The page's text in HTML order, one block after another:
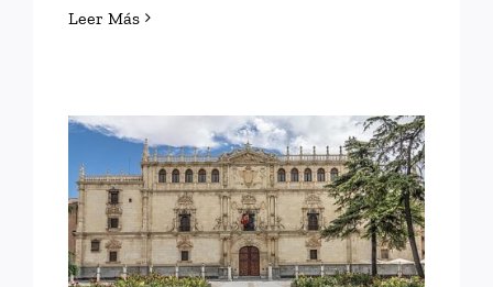
Leer Más
MEMORIAS DE ALCALÁ
(III)